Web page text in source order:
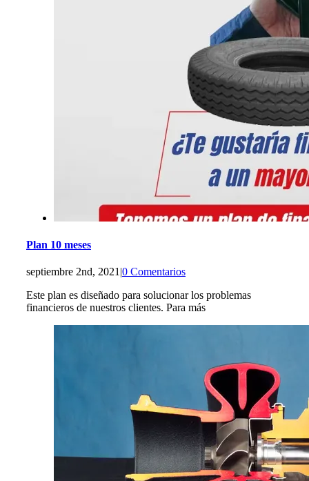
Plan 10 meses
septiembre 2nd, 2021 |0 Comentarios
Este plan es diseñado para solucionar los problemas
financieros de nuestros clientes. Para más